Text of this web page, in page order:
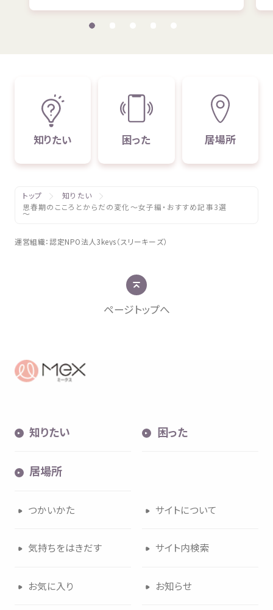
知りたい 困った 居場所
トップ
知りたい
思春期のこころとからだの変化～女子編・おすすめ記事3選
～
運営組織：認定NPO法人3keys（スリーキーズ）
ページトップへ
知りたい 困った
居場所
つかいかた サイトについて
気持ちをはきだす サイト内検索
お気に入 り お知らせ